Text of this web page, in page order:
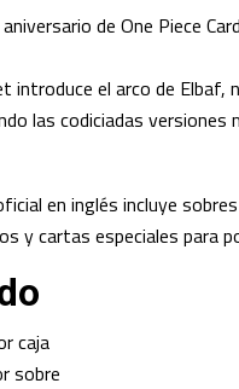
aniversario de One Piece
introduce el arco de Elbaf,
las codiciadas
en inglés incluye
y cartas especiales para
caja
sobre